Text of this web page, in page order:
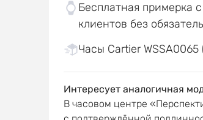
Бесплатная примерка
клиентов без
Часы Cartier WSSA0065
Интересует аналогичная
В часовом центре